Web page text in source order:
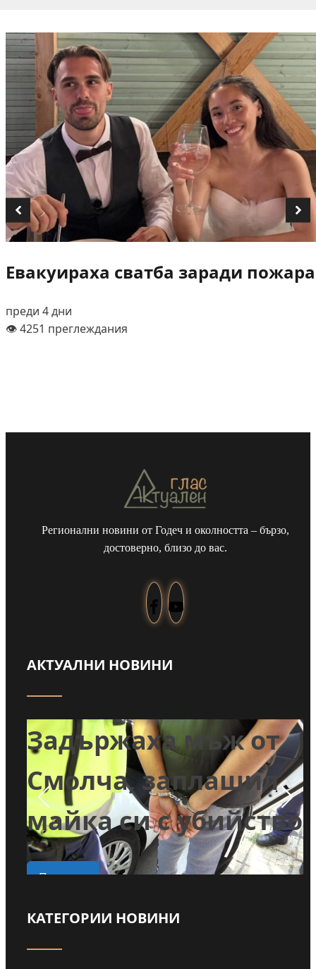
Евакуираха сватба заради
преди 4 дни
👁️ 4251 преглеждания
Регионални новини от Годеч и околността – бързо,
достоверно, близо до вас.
АКТУАЛНИ НОВИНИ
Задържаха мъж от
Смолча, заплашил
майка си с убийство
Прочети
КАТЕГОРИИ НОВИНИ